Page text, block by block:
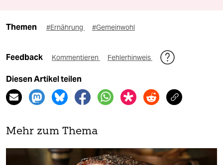
Themen #Ernährung #Gemeinwohl
Feedback Kommentieren Fehlerhinweis
Diesen Artikel teilen
Mehr zum Thema